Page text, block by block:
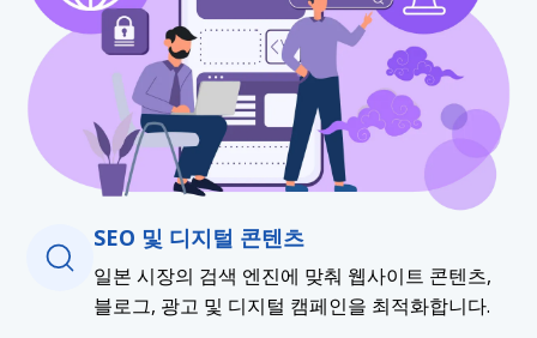
SEO 및 디지털 콘텐츠
일본 시장의 검색 엔진에 맞춰 웹사이트 콘텐츠,
블로그, 광고 및 디지털 캠페인을 최적화합니다.